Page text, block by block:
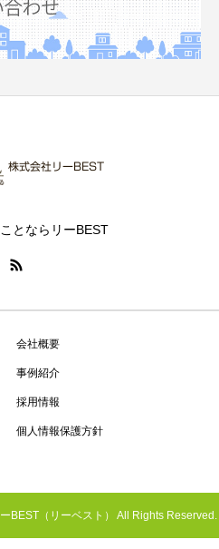
とならリーBEST
会社概要
事例紹介
採用情報
個人情報保護方針
BEST（リーベスト） All Rights Reserved.